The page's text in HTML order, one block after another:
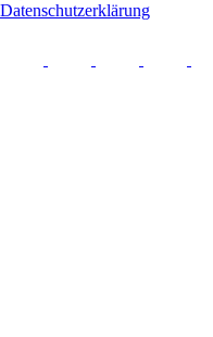
Datenschutzerklärung